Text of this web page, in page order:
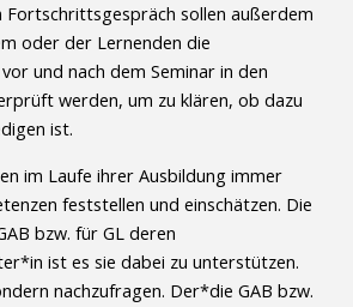
Fortschrittsgespräch sollen außerdem
oder der Lernenden die
und nach dem Seminar in den
werden, um zu klären, ob dazu
ist.
im Laufe ihrer Ausbildung immer
feststellen und einschätzen. Die
bzw. für GL deren
ist es sie dabei zu unterstützen.
nachzufragen. Der*die GAB bzw.